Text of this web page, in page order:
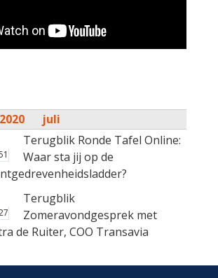
2020 juli
Terugblik Ronde Tafel Online:
Waar sta jij op de
Terugblik
Zomeravondgesprek met
de Ruiter, COO Transavia